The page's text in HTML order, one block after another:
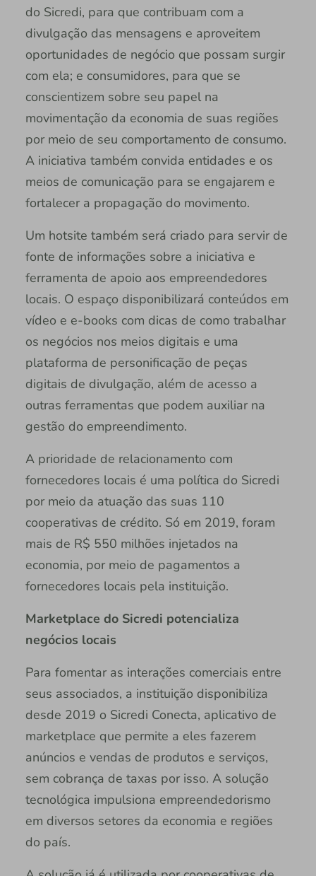
do Sicredi, para que contribuam com a
divulgação das mensagens e aproveitem
oportunidades de negócio que possam surgir
com ela; e consumidores, para que se
conscientizem sobre seu papel na
movimentação da economia de suas regiões
por meio de seu comportamento de consumo.
A iniciativa também convida entidades e os
meios de comunicação para se engajarem e
fortalecer a propagação do movimento.
Um hotsite também será criado para servir de
fonte de informações sobre a iniciativa e
ferramenta de apoio aos empreendedores
locais. O espaço disponibilizará conteúdos em
vídeo e e-books com dicas de como trabalhar
os negócios nos meios digitais e uma
plataforma de personificação de peças
digitais de divulgação, além de acesso a
outras ferramentas que podem auxiliar na
gestão do empreendimento.
A prioridade de relacionamento com
fornecedores locais é uma política do Sicredi
por meio da atuação das suas 110
cooperativas de crédito. Só em 2019, foram
mais de R$ 550 milhões injetados na
economia, por meio de pagamentos a
fornecedores locais pela instituição.
Marketplace do Sicredi potencializa
negócios locais
Para fomentar as interações comerciais entre
seus associados, a instituição disponibiliza
desde 2019 o Sicredi Conecta, aplicativo de
marketplace que permite a eles fazerem
anúncios e vendas de produtos e serviços,
sem cobrança de taxas por isso. A solução
tecnológica impulsiona empreendedorismo
em diversos setores da economia e regiões
do país.